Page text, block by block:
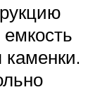
каменки.